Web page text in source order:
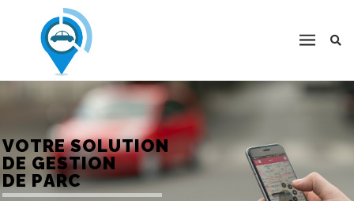
VOTRE SOLUTION
DE GESTION
DE PARC